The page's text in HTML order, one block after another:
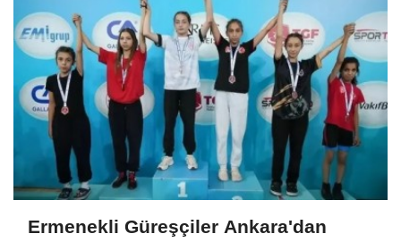
Ermenekli Güreşçiler Ankara'dan